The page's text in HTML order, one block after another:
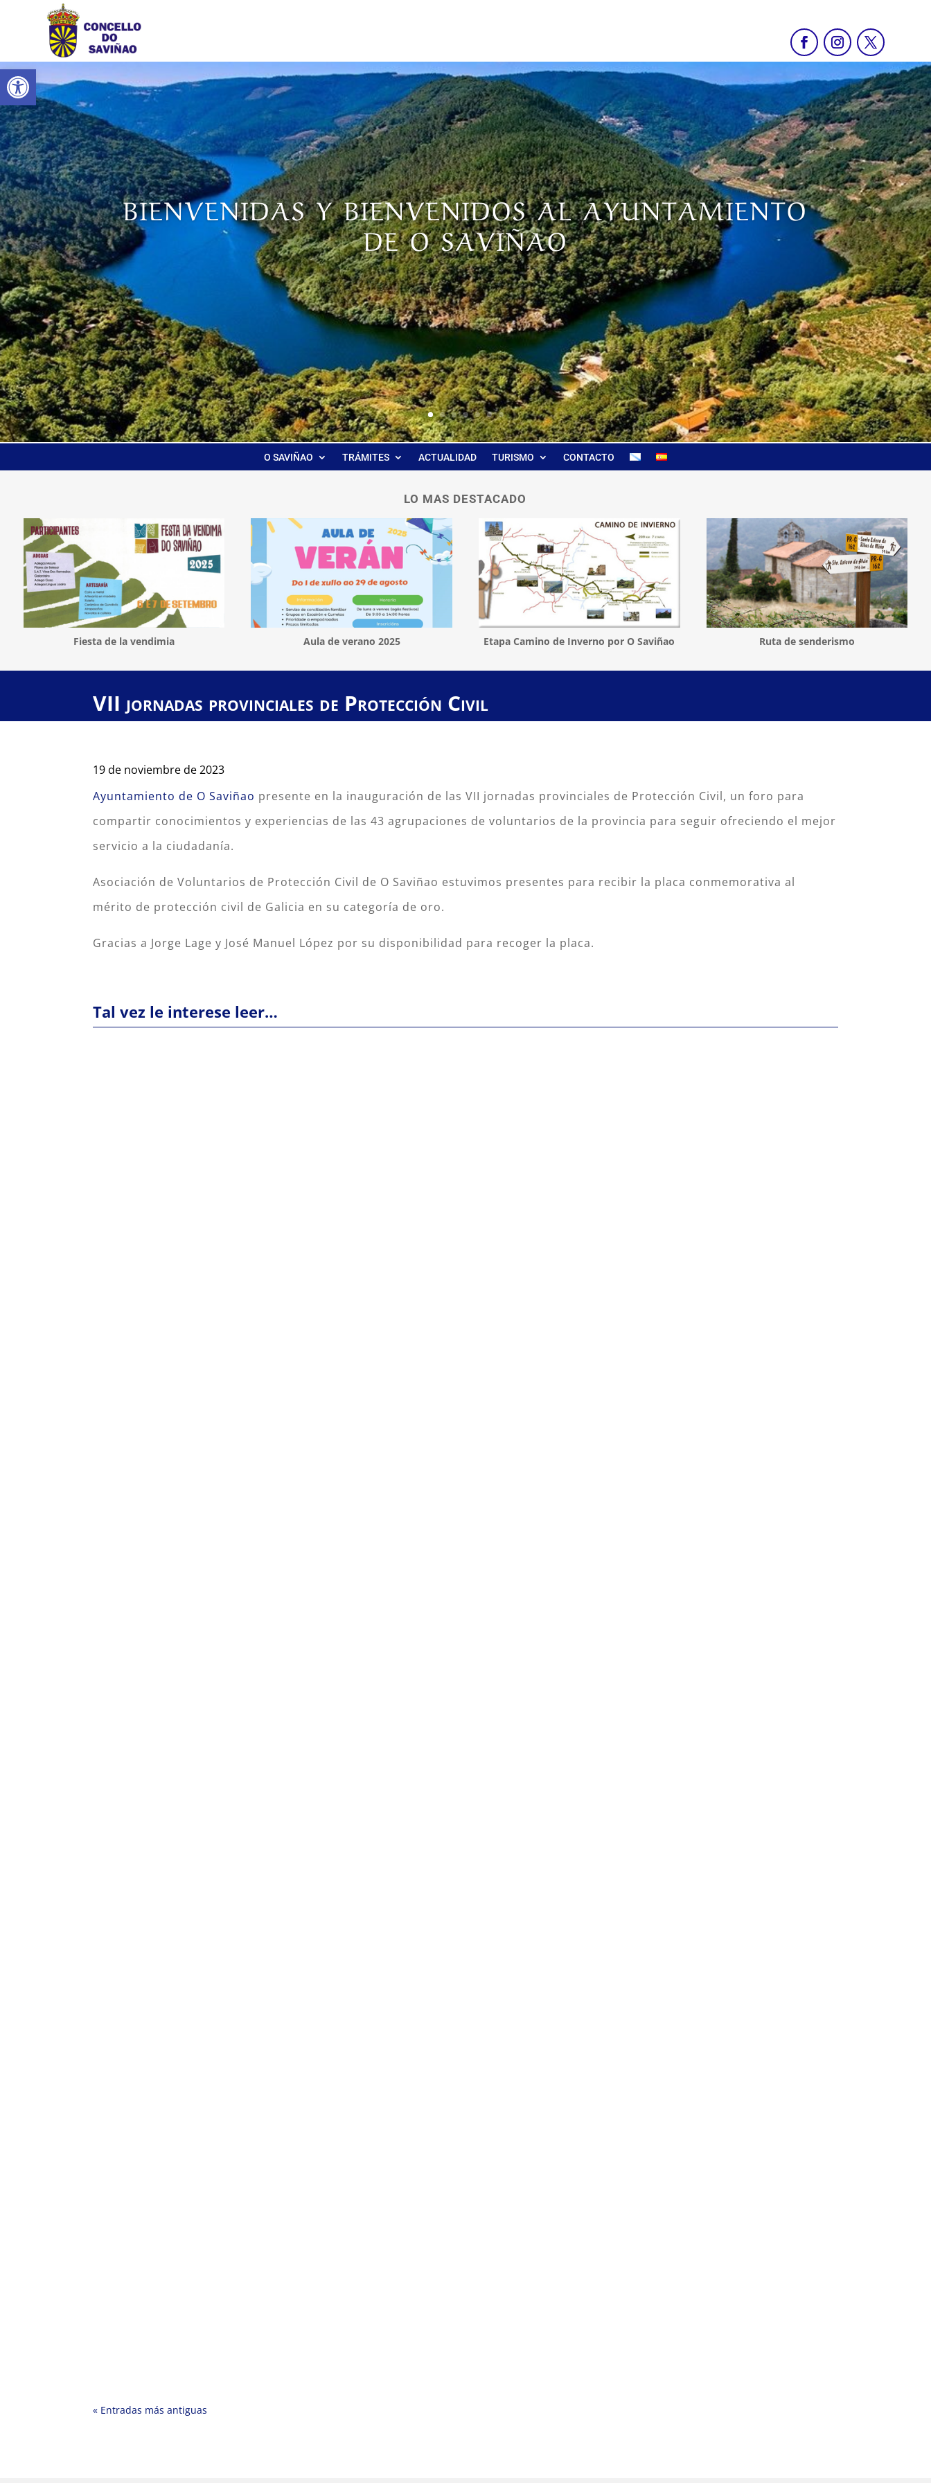
Abrir barra de herramientas
BIENVENIDAS Y BIENVENIDOS AL AYUNTAMIENTO
DE O SAVIÑAO
O SAVIÑAO TRÁMITES ACTUALIDAD TURISMO CONTACTO
LO MAS DESTACADO
Fiesta de la vendimia Aula de verano 2025 Etapa Camino de Inverno por O Saviñao Ruta de senderismo
VII jornadas provinciales de Protección Civil
19 de noviembre de 2023
Ayuntamiento de O Saviñao presente en la inauguración de las VII jornadas provinciales de Protección Civil, un foro para
compartir conocimientos y experiencias de las 43 agrupaciones de voluntarios de la provincia para seguir ofreciendo el mejor
servicio a la ciudadanía.
Asociación de Voluntarios de Protección Civil de O Saviñao estuvimos presentes para recibir la placa conmemorativa al
mérito de protección civil de Galicia en su categoría de oro.
Gracias a Jorge Lage y José Manuel López por su disponibilidad para recoger la placa.
Tal vez le interese leer…
« Entradas más antiguas